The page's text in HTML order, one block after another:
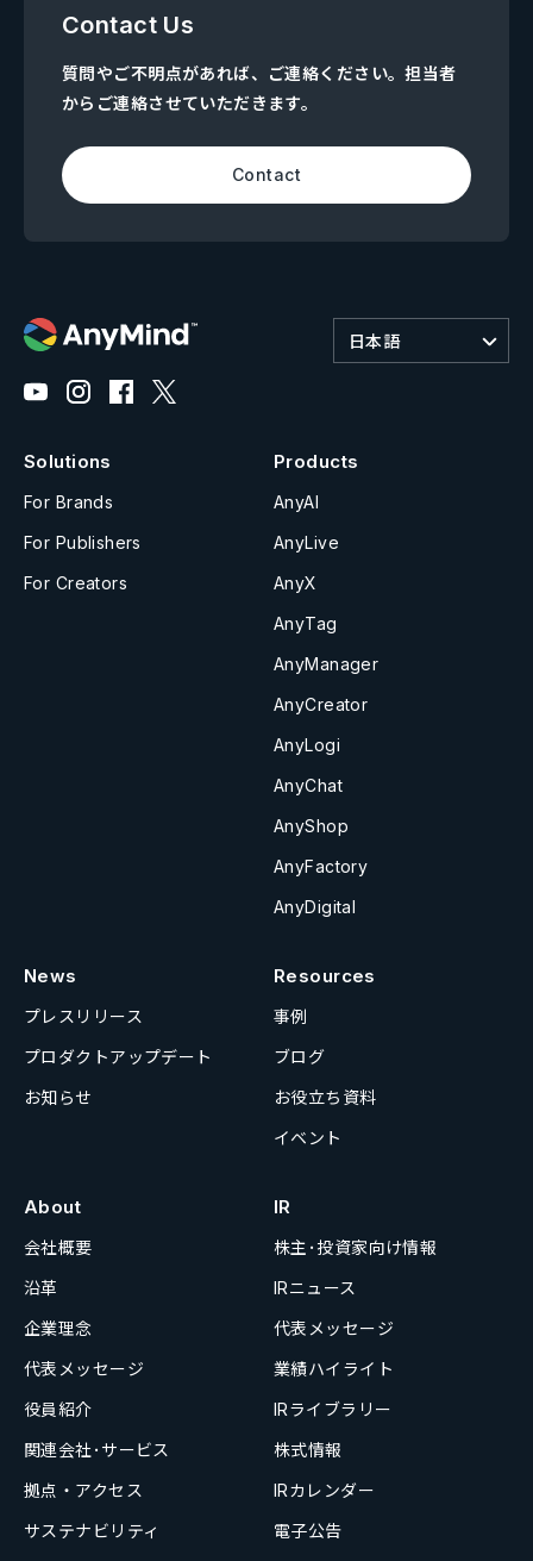
Contact Us
質問やご不明点があれば、ご連絡ください。担当者
からご連絡させていただきます。
Contact
日本語
Solutions
For Brands
For Publishers
For Creators
Products
AnyAI
AnyLive
AnyX
AnyTag
AnyManager
AnyCreator
AnyLogi
AnyChat
AnyShop
AnyFactory
AnyDigital
News
プレスリリース
プロダクトアップデート
お知らせ
Resources
事例
ブログ
お役立ち資料
イベント
About
会社概要
沿革
企業理念
代表メッセージ
役員紹介
関連会社･サービス
拠点・アクセス
サステナビリティ
IR
株主･投資家向け情報
IRニュース
代表メッセージ
業績ハイライト
IRライブラリー
株式情報
IRカレンダー
電子公告